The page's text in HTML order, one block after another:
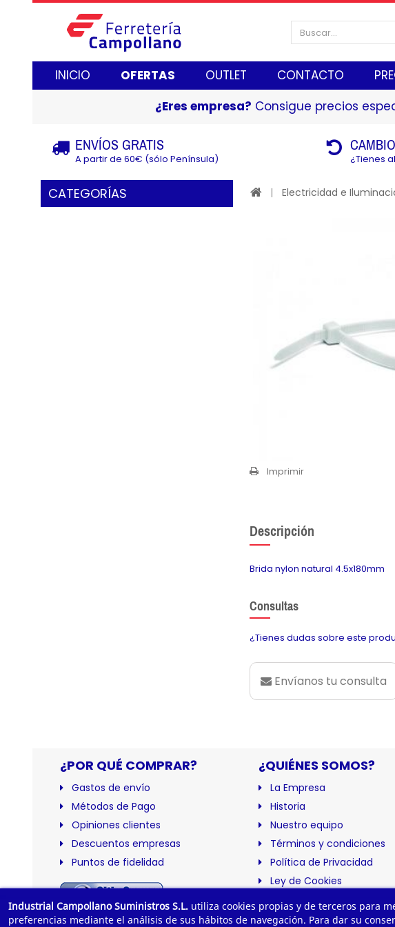
INICIO OFERTAS OUTLET CONTACTO
¿Eres empresa? Consigue precios
ENVÍOS GRATIS
A partir de 60€ (sólo Península) ¿Tienes
CATEGORÍAS Electricidad e
Imprimir
Descripción
Brida nylon natural 4.5x180mm
Consultas
¿Tienes dudas sobre este
Envíanos tu consulta
¿POR QUÉ COMPRAR?
Gastos de envío
Métodos de Pago
Opiniones clientes
Descuentos empresas
Puntos de fidelidad
¿QUIÉNES SOMOS?
La Empresa
Historia
Nuestro equipo
Términos y condiciones
Política de Privacidad
Ley de Cookies
Certificación
Industrial Campollano Suministros S.L. utiliza cookies propias y de terceros para
preferencias mediante el análisis de sus hábitos de navegación. Para dar su